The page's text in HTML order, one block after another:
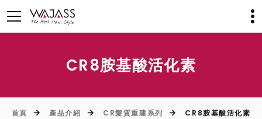
CR8胺基酸活化素
首頁 產品介紹 CR髮質重建系列 CR8胺基酸活化素